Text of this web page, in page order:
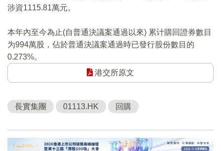
涉資1115.81萬元。
本年內至今為止(自普通決議案通過以來) 累计購回證券數目
为994萬股，佔於普通決議案通過時已發行股份數目的
0.273%。
港交所原文
長實集團 01113.HK 回購